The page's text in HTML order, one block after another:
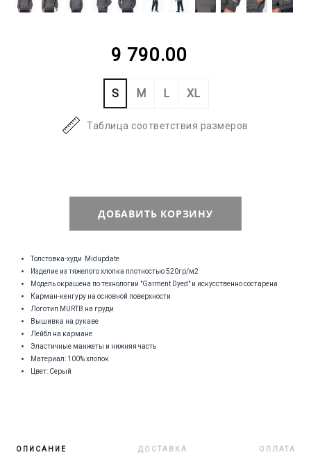
9 790.00
S M L XL
Таблица соответствия размеров
ДОБАВИТЬ КОРЗИНУ
Толстовка-худи Midupdate
Изделие из тяжелого хлопка плотностью 520гр/м2
Модель окрашена по технологии "Garment Dyed" и искусственно состарена
Карман-кенгуру на основной поверхности
Логотип MURTB на груди
Вышивка на рукаве
Лейбл на кармане
Эластичные манжеты и нижняя часть
Материал: 100% хлопок
Цвет: Серый
ОПИСАНИЕ ДОСТАВКА ОПЛАТА